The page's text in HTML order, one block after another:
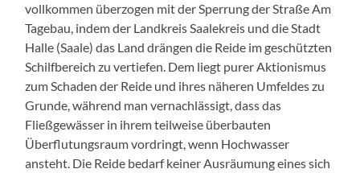
vollkommen überzogen mit der Sperrung der Straße Am
Tagebau, indem der Landkreis Saalekreis und die Stadt
Halle (Saale) das Land drängen die Reide im geschützten
Schilfbereich zu vertiefen. Dem liegt purer Aktionismus
zum Schaden der Reide und ihres näheren Umfeldes zu
Grunde, während man vernachlässigt, dass das
Fließgewässer in ihrem teilweise überbauten
Überflutungsraum vordringt, wenn Hochwasser
ansteht. Die Reide bedarf keiner Ausräumung eines sich